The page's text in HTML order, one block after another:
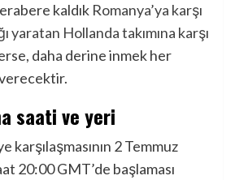
kaldık Romanya’ya karşı
yaratan Hollanda takımına karşı
daha derine inmek her
saati ve yeri
karşılaşmasının 2 Temmuz
20:00 GMT’de başlaması